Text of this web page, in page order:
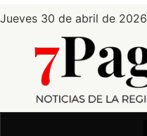
Jueves 30 de abril de 2026